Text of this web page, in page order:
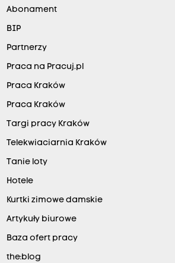
Abonament
BIP
Partnerzy
Praca na Pracuj.pl
Praca Kraków
Praca Kraków
Targi pracy Kraków
Telekwiaciarnia Kraków
Tanie loty
Hotele
Kurtki zimowe damskie
Artykuły biurowe
Baza ofert pracy
the:blog